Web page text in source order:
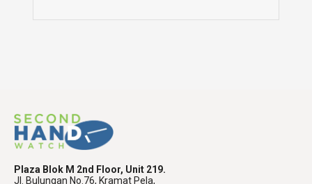
Plaza Blok M 2nd Floor, Unit 219.
Jl. Bulungan No.76, Kramat Pela,